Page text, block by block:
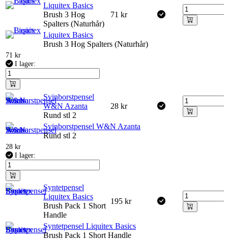
Liquitex Basics
Brush 3 Hog
Spalters (Naturhår)
71 kr
Liquitex Basics
Brush 3 Hog Spalters (Naturhår)
71 kr
I lager:
Svinborstpensel
W&N Azanta
Rund stl 2
28 kr
Svinborstpensel W&N Azanta
Rund stl 2
28 kr
I lager:
Syntetpensel
Liquitex Basics
Brush Pack 1 Short
Handle
195 kr
Syntetpensel Liquitex Basics
Brush Pack 1 Short Handle